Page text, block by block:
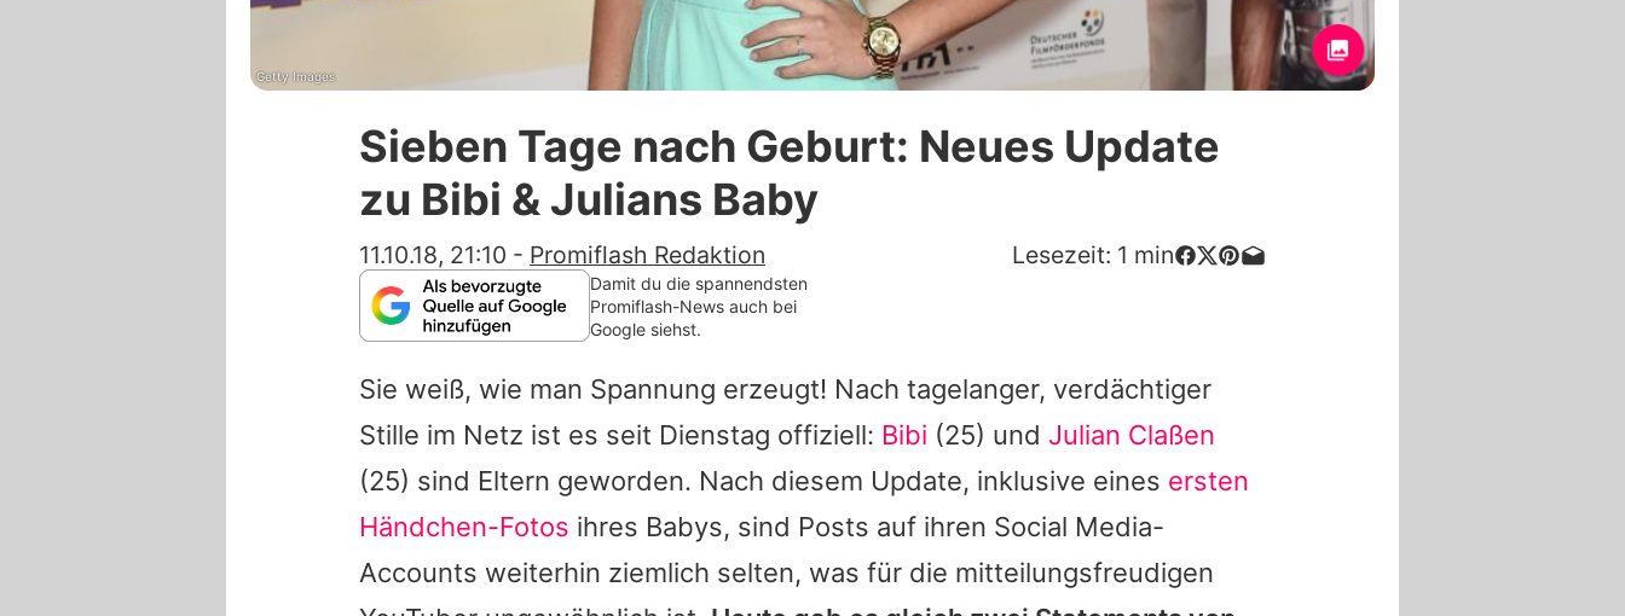
Impressum
Datenschutzerklärung
Nutzungsbedingungen
Utiq verwalten
Getty Images
Sieben Tage nach Geburt: Neues Update
zu Bibi & Julians Baby
11.10.18, 21:10 - Promiflash Redaktion Lesezeit: 1 min
Damit du die spannendsten
Promiflash-News auch bei
Google siehst.
Sie weiß, wie man Spannung erzeugt! Nach tagelanger, verdächtiger
Stille im Netz ist es seit Dienstag offiziell: Bibi (25) und Julian Claßen
(25) sind Eltern geworden. Nach diesem Update, inklusive eines ersten
Händchen-Fotos ihres Babys, sind Posts auf ihren Social Media-
Accounts weiterhin ziemlich selten, was für die mitteilungsfreudigen